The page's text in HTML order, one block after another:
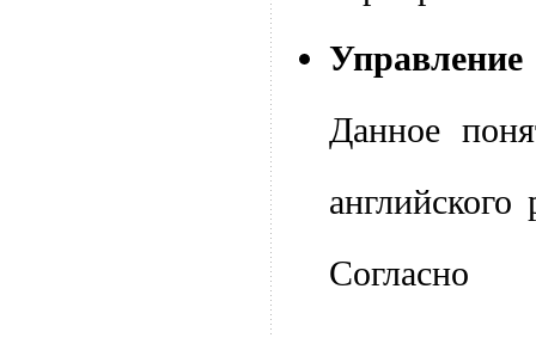
Данное
английского
Согласно